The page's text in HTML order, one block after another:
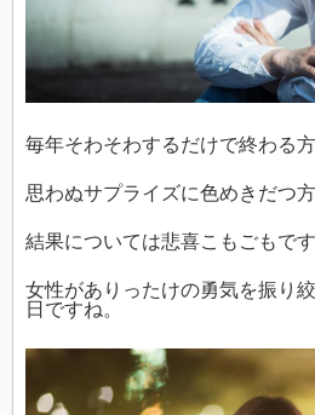
毎年そわそわするだけで終わる方
思わぬサプライズに色めきだつ方
結果については悲喜こもごもです
女性がありったけの勇気を振り
日ですね。